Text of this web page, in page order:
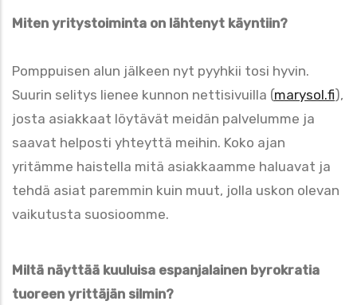
Miten yritystoiminta on lähtenyt käyntiin?
Pomppuisen alun jälkeen nyt pyyhkii tosi hyvin.
Suurin selitys lienee kunnon nettisivuilla (marysol.fi),
josta asiakkaat löytävät meidän palvelumme ja
saavat helposti yhteyttä meihin. Koko ajan
yritämme haistella mitä asiakkaamme haluavat ja
tehdä asiat paremmin kuin muut, jolla uskon olevan
vaikutusta suosioomme.
Miltä näyttää kuuluisa espanjalainen byrokratia
tuoreen yrittäjän silmin?